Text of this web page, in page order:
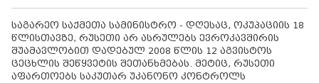
საგარეო საქმეთა სამინისტრო - დღესაც, ოკუპაციის 18
წლისთავზე, რუსეთი არ ასრულებს ევროკავშირის
შუამავლობით დადებულ 2008 წლის 12 აგვისტოს
ცეცხლის შეწყვეტის შეთანხმებას. მეტიც, რუსეთი
აფართოებს საკუთარ უკანონო კონტროლს